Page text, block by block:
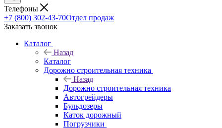
Телефоны
+7 (800) 302-43-70Отдел продаж
Заказать звонок
Каталог
Назад
Каталог
Дорожно строительная техника
Назад
Дорожно строительная техника
Автогрейдеры
Бульдозеры
Каток дорожный
Погрузчики